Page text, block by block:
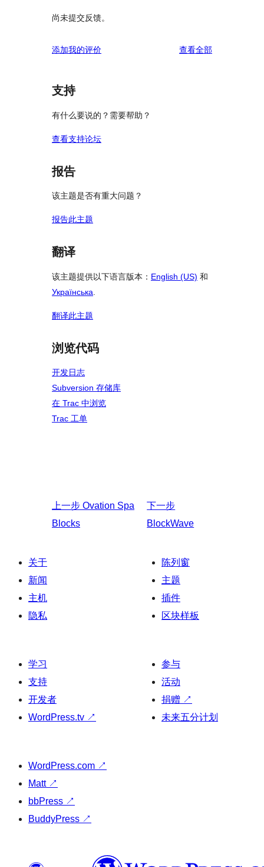
尚未提交反馈。
添加我的评价 查看全部评
支持
有什么要说的？需要帮助？
查看支持论坛
报告
该主题是否有重大问题？
报告此主题
翻译
该主题提供以下语言版本： English (US) 和
Українська
翻译此主题
浏览代码
开发日志
Subversion 存储库
在 Trac 中浏览
Trac 工单
上一步 Ovation Spa
Blocks
下一步
BlockWave
关于
新闻
主机
隐私
陈列窗
主题
插件
区块样板
学习
支持
开发者
WordPress.tv ↗
参与
活动
捐赠 ↗
未来五分计划
WordPress.com ↗
Matt ↗
bbPress ↗
BuddyPress ↗